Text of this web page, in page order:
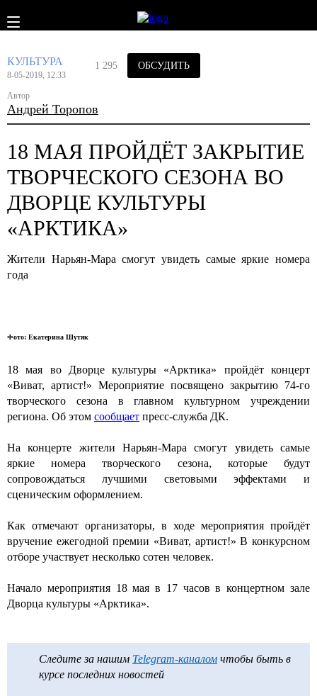
КУЛЬТУРА
8-05-2019, 12:33
Автор
Андрей Торопов
1 295 ОБСУДИТЬ
18 МАЯ ПРОЙДЁТ ЗАКРЫТИЕ
ТВОРЧЕСКОГО СЕЗОНА ВО
ДВОРЦЕ КУЛЬТУРЫ
«АРКТИКА»
Жители Нарьян-Мара смогут увидеть самые яркие номера
года
Фото: Екатерина Шутяк
18мая во Дворце культуры «Арктика» пройдёт концерт
«Виват, артист!» Мероприятие посвящено закрытию 74-го
творческого сезона в главном культурном учреждении
региона. Об этом сообщает пресс-служба ДК.
На концерте жители Нарьян-Мара смогут увидеть самые
яркие номера творческого сезона, которые будут
сопровождаться лучшими световыми эффектами и
сценическим оформлением.
Как отмечают организаторы, в ходе мероприятия пройдёт
вручение ежегодной премии «Виват, артист!» В конкурсном
отборе участвует несколько сотен человек.
Начало мероприятия 18 мая в 17 часов в концертном зале
Дворца культуры «Арктика».
Следите за нашим Telegram-каналом чтобы быть в
курсе последних новостей